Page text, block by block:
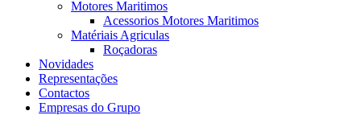
Motores Maritimos
Acessorios Motores Maritimos
Matériais Agriculas
Roçadoras
Novidades
Representações
Contactos
Empresas do Grupo